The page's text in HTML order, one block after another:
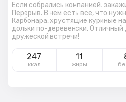
Если собрались компанией,
Перерыв. В нем есть все, что
Карбонара, хрустящие куриные
дольки по-деревенски. Отличный
дружеской встречи!
247
ккал
11
жиры